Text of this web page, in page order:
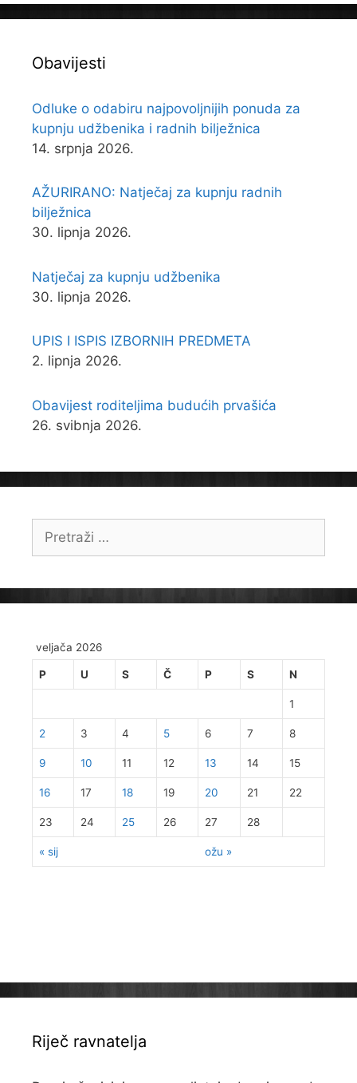
Obavijesti
Odluke o odabiru najpovoljnijih ponuda za
kupnju udžbenika i radnih bilježnica
14. srpnja 2026.
AŽURIRANO: Natječaj za kupnju radnih
bilježnica
30. lipnja 2026.
Natječaj za kupnju udžbenika
30. lipnja 2026.
UPIS I ISPIS IZBORNIH PREDMETA
2. lipnja 2026.
Obavijest roditeljima budućih prvašića
26. svibnja 2026.
veljača 2026
P U S Č P S N
« sij ožu »
1
2 3 4 5 6 7 8
9 10 11 12 13 14 15
16 17 18 19 20 21 22
23 24 25 26 27 28
Riječ ravnatelja